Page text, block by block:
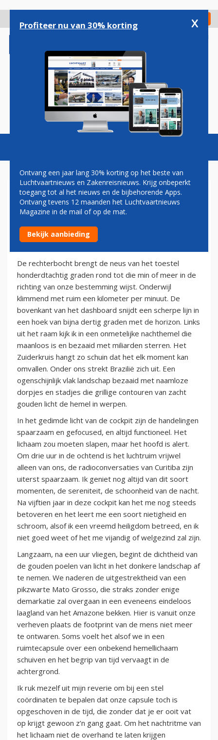
gaan
Check in
Magazine Podcasts Vacatures
HERMAN MATEBOER: VOL DE
NUIT
2 oktober 2010
De rechterbocht brengt de neus van het toestel
honderdtachtig graden rond tot die min of meer in de
richting van onze bestemming wijst. Onderwijl
klimmend met ruim een kilometer per minuut. De
bovenkant van het dashboard snijdt een scherpe lijn in
een hoek van bijna dertig graden met de horizon. Links
uit het raam kijk ik in een onmetelijke nachthemel die
maanloos is en bezaaid met miliarden sterren. Het
Zuiderkruis hangt zo schuin dat het elk moment kan
omvallen. Onder ons strekt Brazilië zich uit. Een
ogenschijnlijk vlak landschap bezaaid met naamloze
dorpjes en stadjes die grillige contouren van zacht
gouden licht de hemel in werpen.
In het gedimde licht van de cockpit zijn de handelingen
spaarzaam en gefocused, en altijd functioneel. Het
lichaam zou moeten slapen, maar het hoofd is alert.
Om drie uur in de ochtend is het luchtruim vrijwel
alleen van ons, de radioconversaties van Curitiba zijn
uiterst spaarzaam. Ik geniet nog altijd van dit soort
momenten, de sereniteit, de schoonheid van de nacht.
Na vijftien jaar in deze cockpit kan het me nog steeds
betoveren en het leert me een soort nietigheid en
schroom, alsof ik een vreemd heiligdom betreed, en ik
niet goed weet of het me vijandig of welgezind zal zijn.
Langzaam, na een uur vliegen, begint de dichtheid van
de gouden poelen van licht in het donkere landschap af
te nemen. We naderen de uitgestrektheid van een
pikzwarte Mato Grosso, die straks zonder enige
demarkatie zal overgaan in een eveneens eindeloos
laagland van het Amazone bekken. Hier is vanuit onze
verheven plaats de footprint van de mens niet meer
te ontwaren. Soms voelt het alsof we in een
ruimtecapsule over een onbekend hemellichaam
schuiven en het begrip van tijd vervaagt in de
achtergrond.
Ik ruk mezelf uit mijn reverie om bij een stel
coördinaten te bepalen dat onze capsule toch is
opgeschoven in de tijd, die zonder dat je er ooit vat
op krijgt gewoon z’n gang gaat. Om het nachtritme van
het lichaam niet de overhand te laten krijgen
Profiteer nu van 30% korting x
Ontvang een jaar lang 30% korting op het beste van
Luchtvaartnieuws en Zakenreisnieuws. Krijg onbeperkt
toegang tot al het nieuws en de bijbehorende Apps.
Ontvang tevens 12 maanden het Luchtvaartnieuws
Magazine in de mail of op de mat.
Bekijk aanbieding